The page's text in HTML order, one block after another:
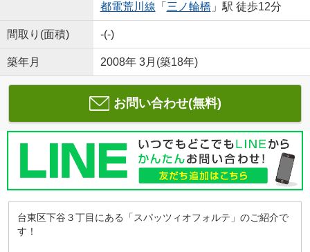
都電荒川線 「 三ノ輪橋 」駅 徒歩12分
間取り(面積) -(-)
築年月 2008年 3月(築18年)
お問い合わせ(無料)
台東区下谷３丁目にある「スパッツィオフォルテ」のご紹介で
す！